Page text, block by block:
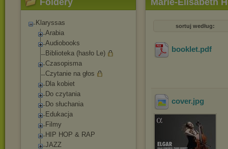
Foldery
Klaryssas
Arabia
Audiobooks
Biblioteka (hasło Le)
Czasopisma
Czytanie na głos
Dla kobiet
Do czytania
Do słuchania
Edukacja
Filmy
HIP HOP & RAP
JAZZ
Marie-Elisabeth
sortuj według:
booklet.pdf
cover.jpg